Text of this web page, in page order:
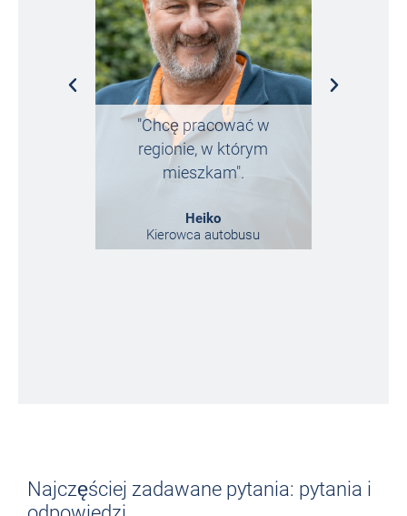
"Chcę pracować w
regionie, w którym
mieszkam".
Heiko
Kierowca autobusu
Najczęściej zadawane pytania: pytania i